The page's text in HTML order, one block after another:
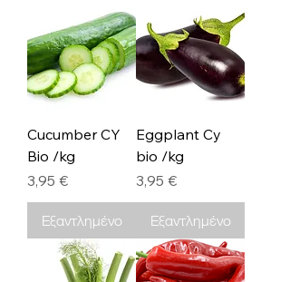
Cucumber CY
Bio /kg
Τιμή
3,95 €
Εξαντλημένο
Eggplant Cy
bio /kg
Τιμή
3,95 €
Εξαντλημένο